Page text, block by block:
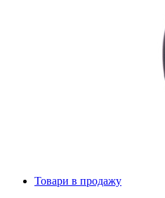
Товари в продажу